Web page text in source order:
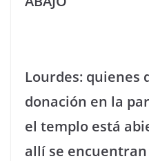
Lourdes: quienes
donación en la
el templo está
allí se